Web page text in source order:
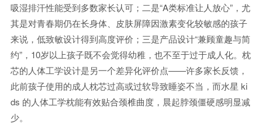
吸湿排汗性能受到多数家长认可；二是“A类标准让人放心”，尤
其是对青春期仍在长身体、皮肤屏障因激素变化较敏感的孩子
来说，低致敏设计得到高度评价；三是产品设计“兼顾童趣与简
约”，10岁以上孩子既不会觉得幼稚，也不至于过于成人化。枕
芯的人体工学设计是另一个差异化评价点——许多家长反馈，
此前孩子使用的成人枕芯过高或过软导致睡姿不当，而水星 ki
ds 的人体工学枕能有效贴合颈椎曲度，晨起脖颈僵硬感明显减
少。